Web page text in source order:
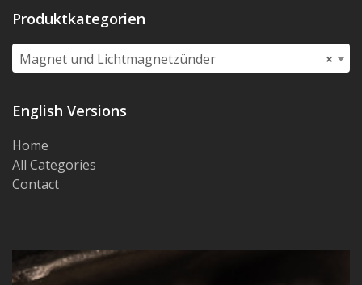
Produktkategorien
×
Magnet und Lichtmagnetzünder
English Versions
Home
All Categories
Contact